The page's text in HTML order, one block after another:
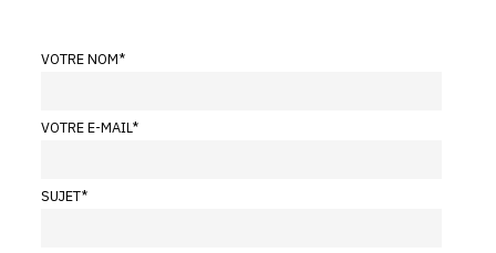
VOTRE NOM*
VOTRE E-MAIL*
SUJET*